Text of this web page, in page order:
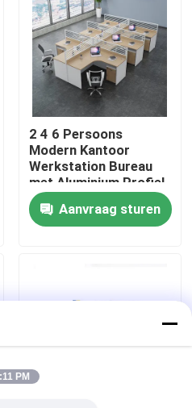
2 4 6 Persoons
Modern Kantoor
Werkstation Bureau
met Aluminium Profiel
Stof Materiaal en
30mm Dik Paneel
Aanvraag sturen
PM